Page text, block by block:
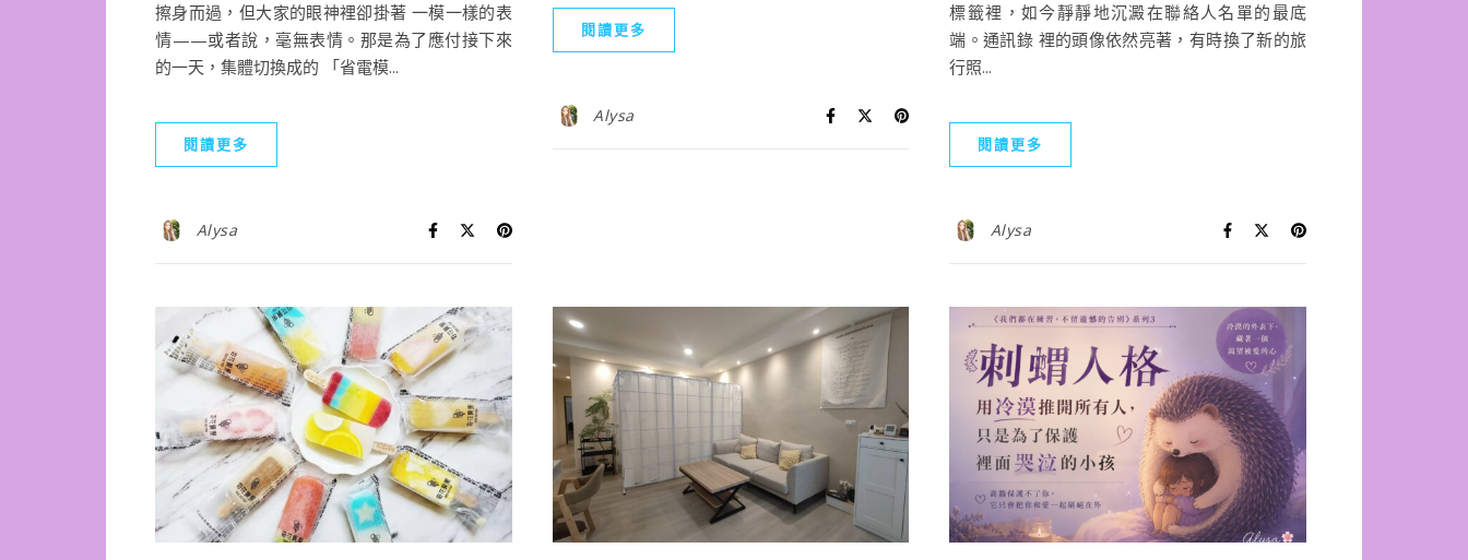
擦身而過，但大家的眼神裡卻掛著 一模一樣的表
情——或者說，毫無表情。那是為了應付接下來
的一天，集體切換成的 「省電模...
閱讀更多
Alysa
閱讀更多
Alysa
標籤裡，如今靜靜地沉澱在聯絡人名單的最底
端。通訊錄 裡的頭像依然亮著，有時換了新的旅
行照...
閱讀更多
Alysa